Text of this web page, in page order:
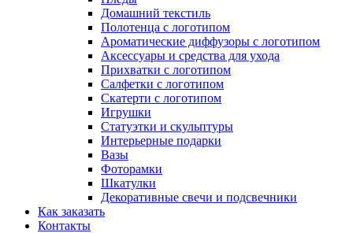
Домашний текстиль
Полотенца с логотипом
Ароматические диффузоры с логотипом
Аксессуары и средства для ухода
Прихватки с логотипом
Салфетки с логотипом
Скатерти с логотипом
Игрушки
Статуэтки и скульптуры
Интерьерные подарки
Вазы
Фоторамки
Шкатулки
Декоративные свечи и подсвечники
Как заказать
Контакты